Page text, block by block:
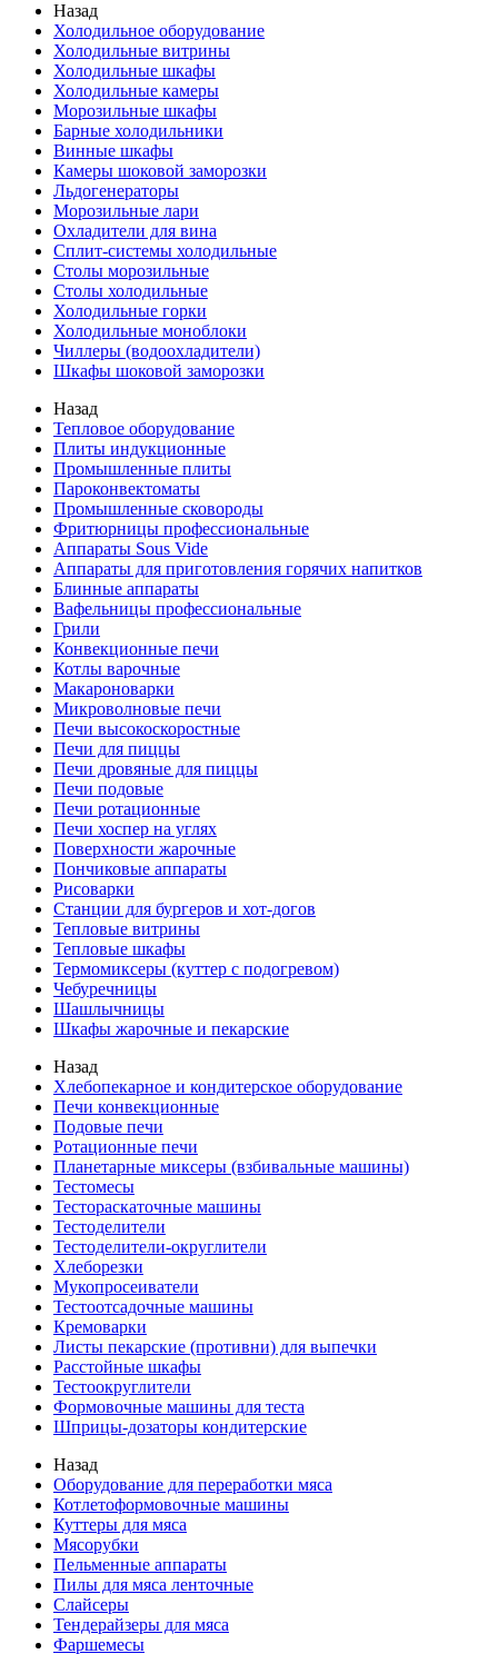
Назад
Холодильное оборудование
Холодильные витрины
Холодильные шкафы
Холодильные камеры
Морозильные шкафы
Барные холодильники
Винные шкафы
Камеры шоковой заморозки
Льдогенераторы
Морозильные лари
Охладители для вина
Сплит-системы холодильные
Столы морозильные
Столы холодильные
Холодильные горки
Холодильные моноблоки
Чиллеры (водоохладители)
Шкафы шоковой заморозки
Назад
Тепловое оборудование
Плиты индукционные
Промышленные плиты
Пароконвектоматы
Промышленные сковороды
Фритюрницы профессиональные
Аппараты Sous Vide
Аппараты для приготовления горячих напитков
Блинные аппараты
Вафельницы профессиональные
Грили
Конвекционные печи
Котлы варочные
Макароноварки
Микроволновые печи
Печи высокоскоростные
Печи для пиццы
Печи дровяные для пиццы
Печи подовые
Печи ротационные
Печи хоспер на углях
Поверхности жарочные
Пончиковые аппараты
Рисоварки
Станции для бургеров и хот-догов
Тепловые витрины
Тепловые шкафы
Термомиксеры (куттер с подогревом)
Чебуречницы
Шашлычницы
Шкафы жарочные и пекарские
Назад
Хлебопекарное и кондитерское оборудование
Печи конвекционные
Подовые печи
Ротационные печи
Планетарные миксеры (взбивальные машины)
Тестомесы
Тестораскаточные машины
Тестоделители
Тестоделители-округлители
Хлеборезки
Мукопросеиватели
Тестоотсадочные машины
Кремоварки
Листы пекарские (противни) для выпечки
Расстойные шкафы
Тестоокруглители
Формовочные машины для теста
Шприцы-дозаторы кондитерские
Назад
Оборудование для переработки мяса
Котлетоформовочные машины
Куттеры для мяса
Мясорубки
Пельменные аппараты
Пилы для мяса ленточные
Слайсеры
Тендерайзеры для мяса
Фаршемесы